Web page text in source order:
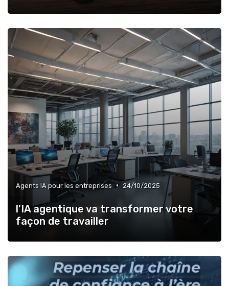
Agents IA pour les entreprises • 24/10/2025
l'IA agentique va transformer votre
façon de travailler